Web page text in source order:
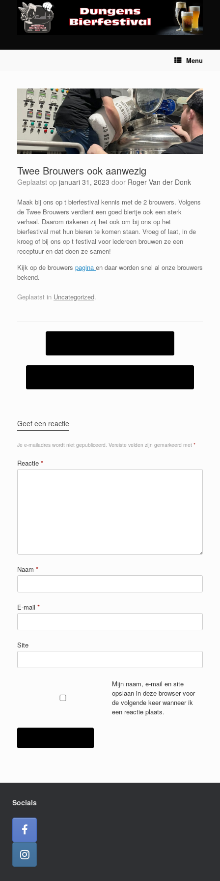
Menu
Twee Brouwers ook aanwezig
Geplaatst op januari 31, 2023 door Roger Van der Donk
Maak bij ons op t bierfestival kennis met de 2 brouwers. Volgens
de Twee Brouwers verdient een goed biertje ook een sterk
verhaal. Daarom riskeren zij het ook om bij ons op het
bierfestival met hun bieren te komen staan. Vroeg of laat, in de
kroeg of bij ons op t festival voor iedereen brouwen ze een
receptuur en dat doen ze samen!
Kijk op de brouwers pagina en daar worden snel al onze brouwers
bekend.
Geplaatst in Uncategorized.
Bericht navigatie
Geef een reactie
Je e-mailadres wordt niet gepubliceerd. Vereiste velden zijn gemarkeerd met *
Reactie *
Naam *
E-mail *
Site
Mijn naam, e-mail en site
opslaan in deze browser voor
de volgende keer wanneer ik
een reactie plaats.
Socials